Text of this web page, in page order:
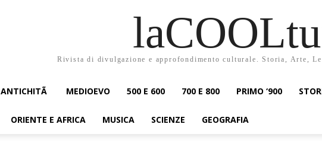
Rivista di divulgazione e approfondimento culturale. Storia, Arte,
ANTICHITÃ MEDIOEVO 500 E 600 700 E 800 PRIMO ‘900
ORIENTE E AFRICA MUSICA SCIENZE GEOGRAFIA